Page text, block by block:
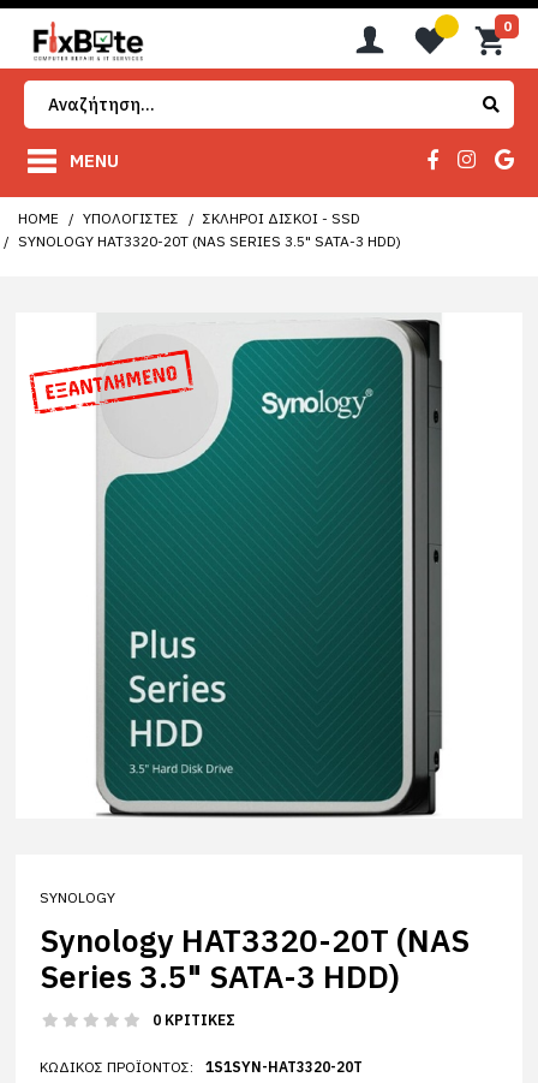
0
MENU
HOME ΥΠΟΛΟΓΙΣΤΈΣ
ΣΚΛΗΡΟΊ ΔΊΣΚΟΙ - SSD
SYNOLOGY HAT3320-20T (NAS SERIES 3.5" SATA-3 HDD)
SYNOLOGY
Synology HAT3320-20T (NAS
Series 3.5" SATA-3 HDD)
0 ΚΡΙΤΙΚΈΣ
ΚΩΔΙΚΌΣ ΠΡΟΪΌΝΤΟΣ:
1S1SYN-HAT3320-20T